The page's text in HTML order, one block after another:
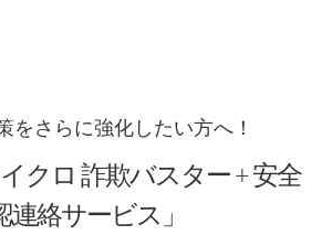
をさらに強化したい方へ！
クロ 詐欺バスター + 安全
連絡サービス」